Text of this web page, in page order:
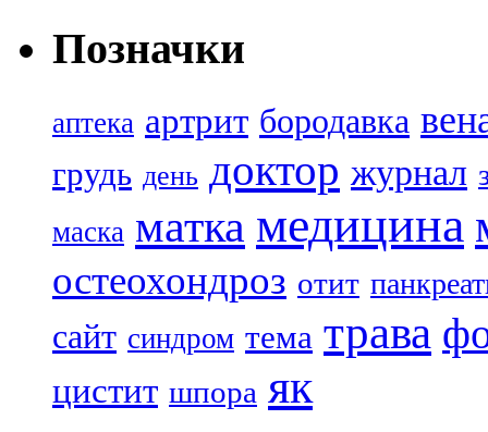
Позначки
аптека артрит бородавка
грудь день доктор журнал
маска матка медицина
остеохондроз отит
сайт синдром тема трава
цистит шпора як